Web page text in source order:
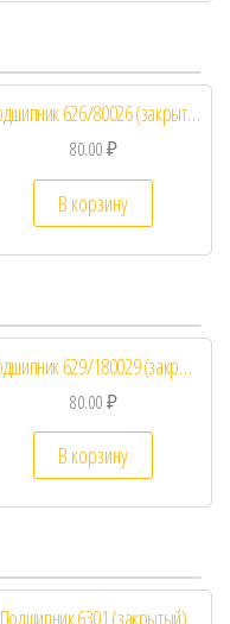
Подшипник 626/80026 (закрытый)
80.00₽
В корзину
Подшипник 629/180029 (закрытый)
80.00₽
В корзину